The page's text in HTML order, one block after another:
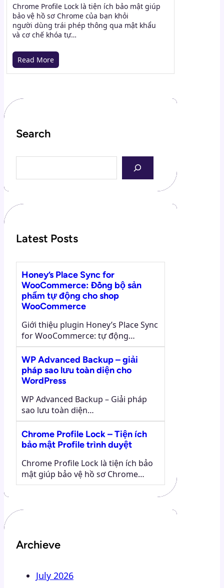
Chrome Profile Lock là tiện ích bảo mật giúp
bảo vệ hồ sơ Chrome của bạn khỏi
người dùng trái phép thông qua mật khẩu
và cơ chế khóa tự…
Read More
Search
a
h
Latest Posts
Honey’s Place Sync for
WooCommerce: Đồng bộ sản
phẩm tự động cho shop
WooCommerce
Giới thiệu plugin Honey’s Place Sync
for WooCommerce: tự động…
WP Advanced Backup – giải
pháp sao lưu toàn diện cho
WordPress
WP Advanced Backup – Giải pháp
sao lưu toàn diện…
Chrome Profile Lock – Tiện ích
bảo mật Profile trình duyệt
Chrome Profile Lock là tiện ích bảo
mật giúp bảo vệ hồ sơ Chrome…
Archieve
July 2026